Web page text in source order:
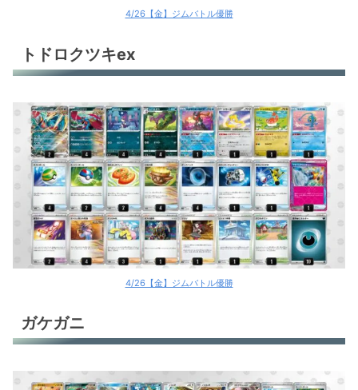
4/26【金】ジムバトル優勝
トドロクツキex
4/26【金】ジムバトル優勝
ガケガニ